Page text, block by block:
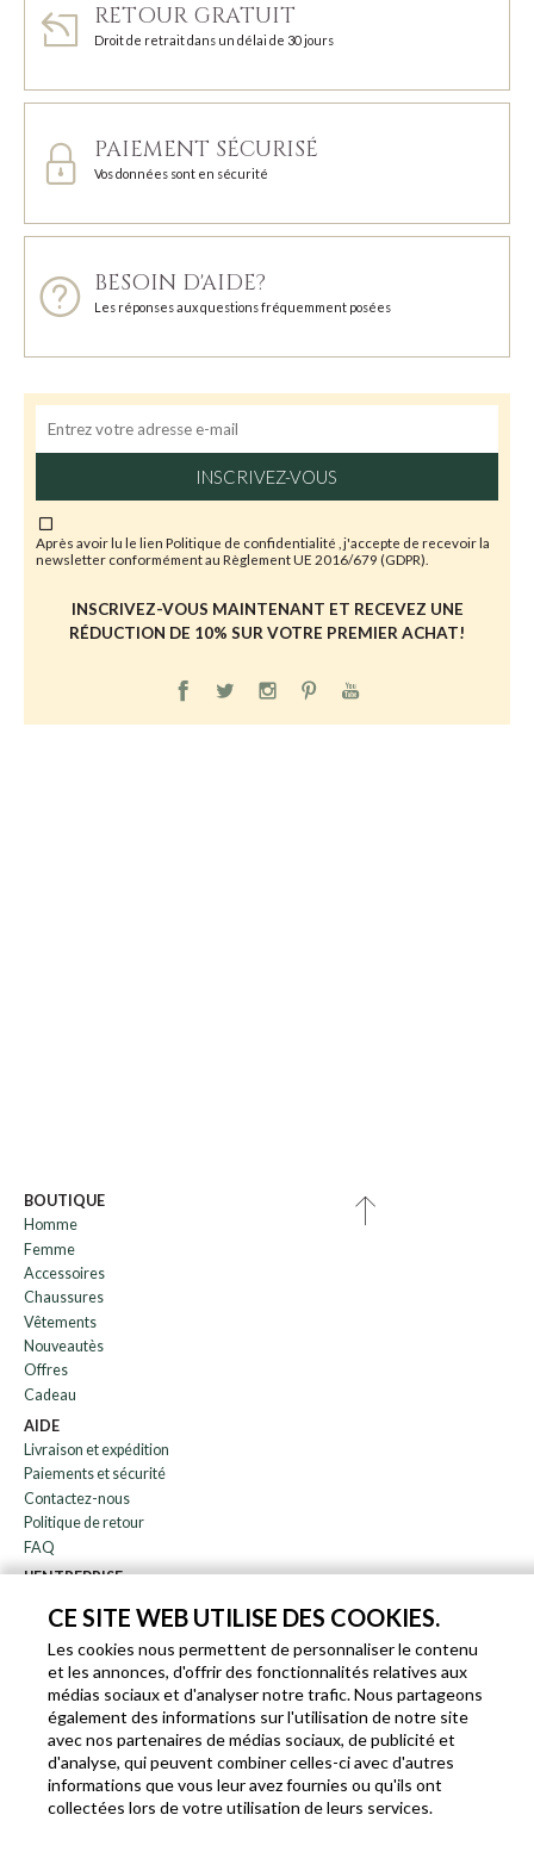
CE SITE WEB UTILISE DES COOKIES.
Les cookies nous permettent de personnaliser le contenu
et les annonces, d'offrir des fonctionnalités relatives aux
médias sociaux et d'analyser notre trafic. Nous partageons
également des informations sur l'utilisation de notre site
avec nos partenaires de médias sociaux, de publicité et
d'analyse, qui peuvent combiner celles-ci avec d'autres
informations que vous leur avez fournies ou qu'ils ont
collectées lors de votre utilisation de leurs services.
RETOUR GRATUIT
Droit de retrait dans un délai de 30 jours
PAIEMENT SÉCURISÉ
Vos données sont en sécurité
BESOIN D'AIDE?
Les réponses aux questions fréquemment posées
INSCRIVEZ-VOUS
Après avoir lu le lien Politique de confidentialité , j'accepte de recevoir la
newsletter conformément au Règlement UE 2016/679 (GDPR).
INSCRIVEZ-VOUS MAINTENANT ET RECEVEZ UNE
RÉDUCTION DE 10% SUR VOTRE PREMIER ACHAT!
BOUTIQUE
Homme
Femme
Accessoires
Chaussures
Vêtements
Nouveautès
Offres
Cadeau
AIDE
Livraison et expédition
Paiements et sécurité
Contactez-nous
Politique de retour
FAQ
L'ENTREPRISE
À propos de nous
Blog
Affiliation
EN IT FR DE